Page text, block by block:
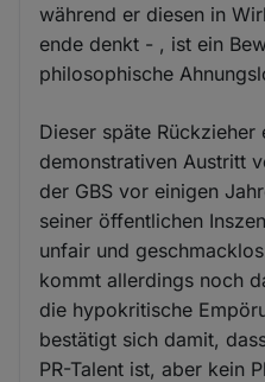
während er diesen in
ende denkt - , ist ein
philosophische
Dieser späte Rückzieher
demonstrativen Austritt
der GBS vor einigen
seiner öffentlichen
unfair und
kommt allerdings noch
die hypokritische
bestätigt sich damit,
PR-Talent ist, aber kein